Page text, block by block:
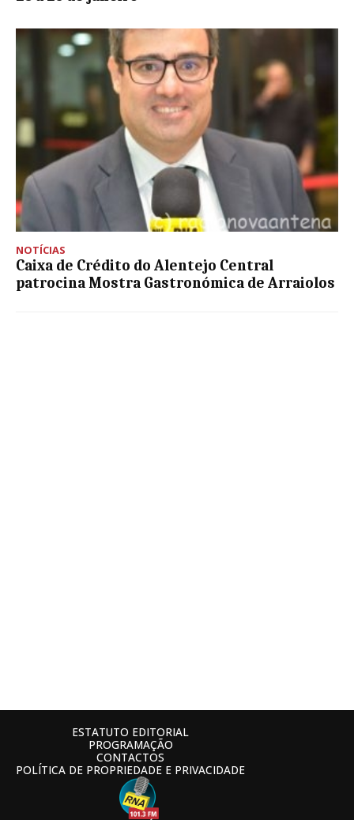
NOTÍCIAS
Caixa de Crédito do Alentejo Central
patrocina Mostra Gastronómica de Arraiolos
ESTATUTO EDITORIAL
PROGRAMAÇÃO
CONTACTOS
POLÍTICA DE PROPRIEDADE E PRIVACIDADE